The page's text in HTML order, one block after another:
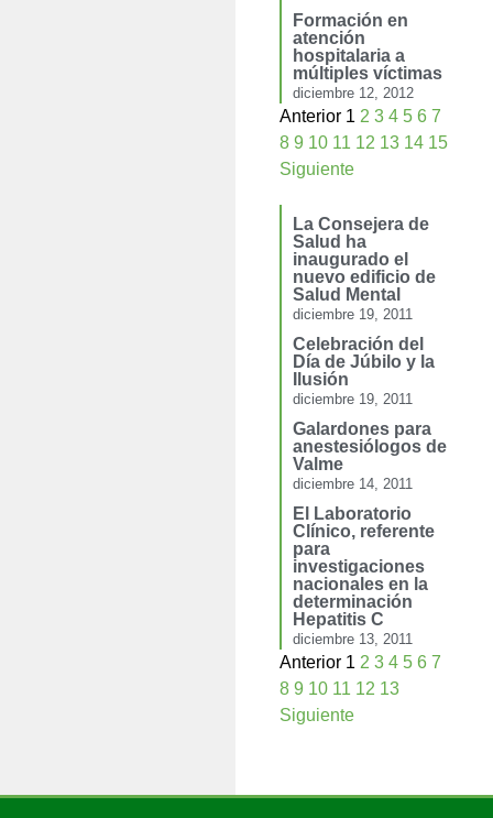
Formación en
atención
hospitalaria a
múltiples víctimas
diciembre 12, 2012
Anterior 1 2 3 4 5 6 7
8 9 10 11 12 13 14 15
Siguiente
La Consejera de
Salud ha
inaugurado el
nuevo edificio de
Salud Mental
diciembre 19, 2011
Celebración del
Día de Júbilo y la
Ilusión
diciembre 19, 2011
Galardones para
anestesiólogos de
Valme
diciembre 14, 2011
El Laboratorio
Clínico, referente
para
investigaciones
nacionales en la
determinación
Hepatitis C
diciembre 13, 2011
Anterior 1 2 3 4 5 6 7
8 9 10 11 12 13
Siguiente